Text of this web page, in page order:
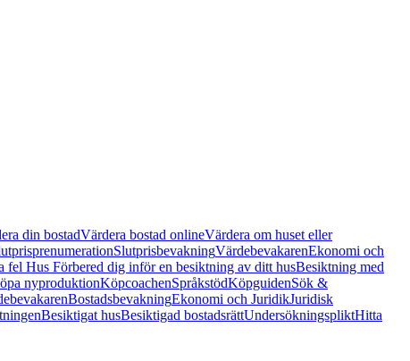
din bostadVärdera bostad onlineVärdera om huset eller
SlutprisbevakningVärdebevakarenEkonomi och
fel Hus Förbered dig inför en besiktning av ditt husBesiktning med
nyproduktionKöpcoachenSpråkstödKöpguidenSök &
BostadsbevakningEkonomi och JuridikJuridisk
Besiktigat husBesiktigad bostadsrättUndersökningspliktHitta